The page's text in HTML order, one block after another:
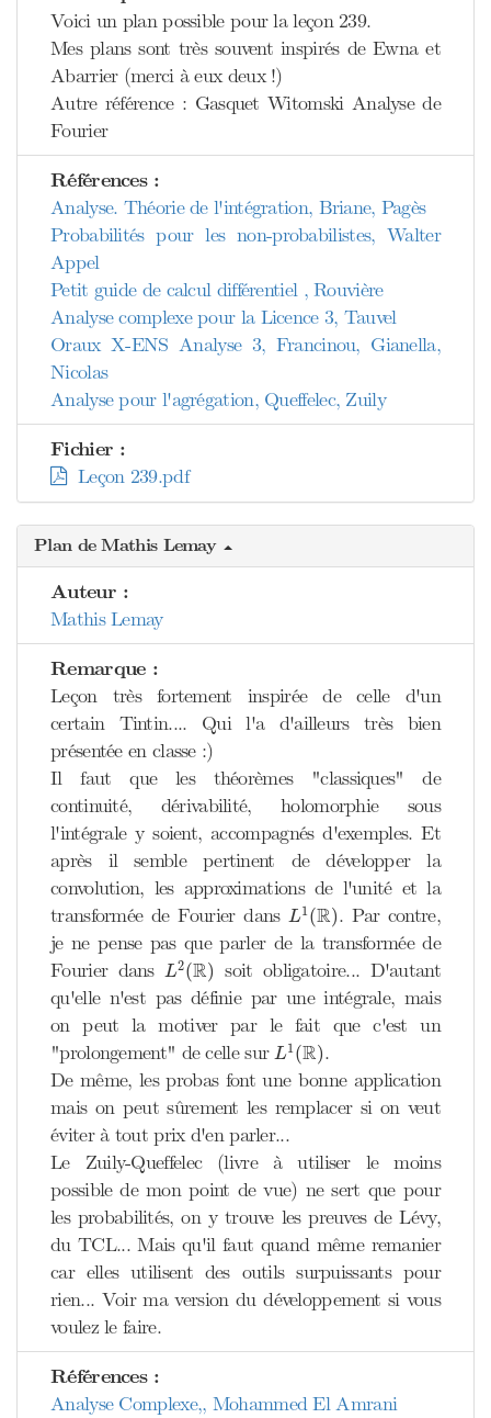
Voici un plan possible pour la leçon 239.
Mes plans sont très souvent inspirés de Ewna et
Abarrier (merci à eux deux !)
Autre référence : Gasquet Witomski Analyse de
Fourier
Références :
Analyse. Théorie de l'intégration, Briane, Pagès
Probabilités pour les non-probabilistes, Walter
Appel
Petit guide de calcul différentiel , Rouvière
Analyse complexe pour la Licence 3, Tauvel
Oraux X-ENS Analyse 3, Francinou, Gianella,
Nicolas
Analyse pour l'agrégation, Queffelec, Zuily
Fichier :
Leçon 239.pdf
Plan de Mathis Lemay
Auteur :
Mathis Lemay
Remarque :
Leçon très fortement inspirée de celle d'un
certain Tintin.... Qui l'a d'ailleurs très bien
présentée en classe :)
Il faut que les théorèmes "classiques" de
continuité, dérivabilité, holomorphie sous
l'intégrale y soient, accompagnés d'exemples. Et
après il semble pertinent de développer la
convolution, les approximations de l'unité et la
transformée de Fourier dansL1(R)
L 1 (R) . Par contre,
je ne pense pas que parler de la transformée de
Fourier dansL2(R)
L2 (R) soit obligatoire... D'autant
qu'elle n'est pas définie par une intégrale, mais
on peut la motiver par le fait que c'est un
"prolongement" de celle surL1(R)
L 1 (R) .
De même, les probas font une bonne application
mais on peut sûrement les remplacer si on veut
éviter à tout prix d'en parler...
Le Zuily-Queffelec (livre à utiliser le moins
possible de mon point de vue) ne sert que pour
les probabilités, on y trouve les preuves de Lévy,
du TCL... Mais qu'il faut quand même remanier
car elles utilisent des outils surpuissants pour
rien... Voir ma version du développement si vous
voulez le faire.
Références :
Analyse Complexe,, Mohammed El Amrani